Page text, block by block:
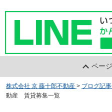
ペー
株式会社 京 藤十郎不動産 > ブログ記
動産 賃貸募集一覧